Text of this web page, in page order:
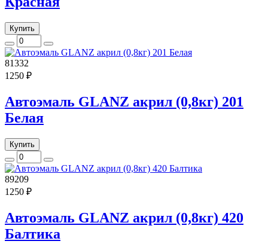
Купить
81332
1250 ₽
Автоэмаль GLANZ акрил (0,8кг) 201
Белая
Купить
89209
1250 ₽
Автоэмаль GLANZ акрил (0,8кг) 420
Балтика